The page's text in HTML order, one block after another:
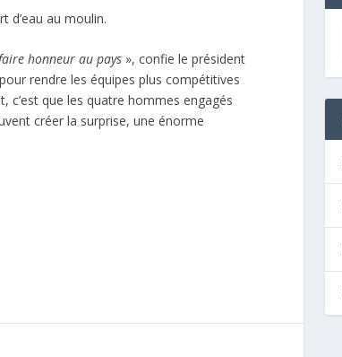
d’eau au moulin.
honneur au pays », confie le président
rendre les équipes plus compétitives
c’est que les quatre hommes engagés
créer la surprise, une énorme